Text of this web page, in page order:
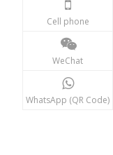
мощным и
Cell phone
WeChat
WhatsApp (QR Code)